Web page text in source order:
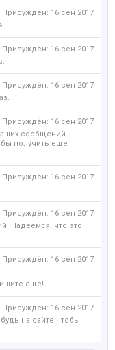
Присуждён: 16 сен 2017
Присуждён: 16 сен 2017
Присуждён: 16 сен 2017
Присуждён: 16 сен 2017
сообщений.
получить еще
Присуждён: 16 сен 2017
Присуждён: 16 сен 2017
Надеемся, что это
Присуждён: 16 сен 2017
еще!
Присуждён: 16 сен 2017
на сайте чтобы